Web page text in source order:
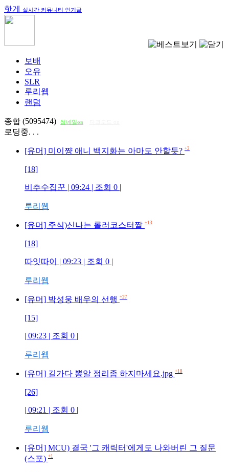
핫게 실시간 커뮤니티 인기글
보배
오유
SLR
루리웹
랜덤
종합 (5095474) 썸네일on
로딩중. . .
[유머] 미이쨩 애니 백지화는 아마도 안할듯? +2
[18]
비추수집꾼 | 09:24 | 조회 0 |
루리웹
[유머] 주식)신나는 롤러코스터짤 +13
[18]
따잇따이 | 09:23 | 조회 0 |
루리웹
[유머] 박성웅 배우의 선행 +27
[15]
| 09:23 | 조회 0 |
루리웹
[유머] 길가다 뽕알 정리좀 하지마세요.jpg +18
[26]
| 09:21 | 조회 0 |
루리웹
[유머] MCU) 결국 '그 캐릭터'에게도 나와버린 그 질문
(스포) +1